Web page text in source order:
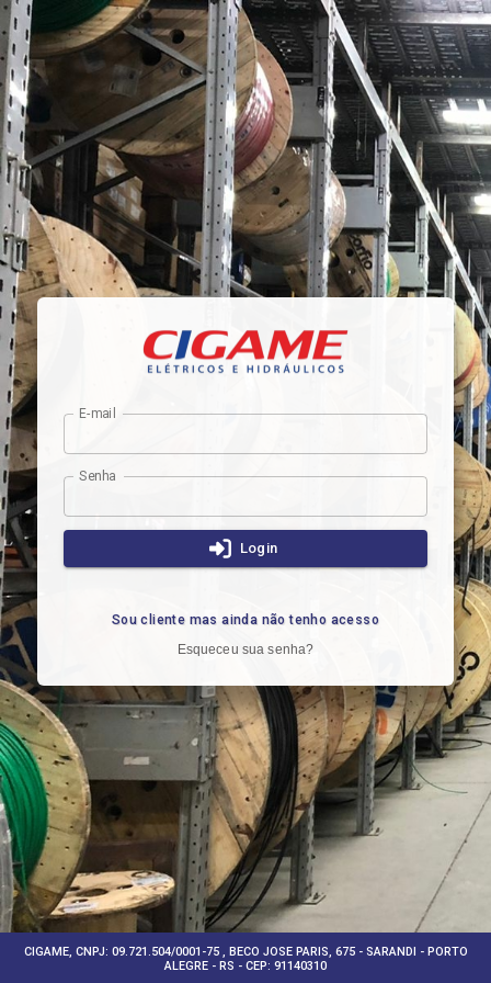
E-mail
Senha
Login
Sou cliente mas ainda não tenho acesso
Esqueceu sua senha?
CIGAME, CNPJ: 09.721.504/0001-75 , BECO JOSE PARIS, 675 - SARANDI - PORTO
ALEGRE - RS - CEP: 91140310